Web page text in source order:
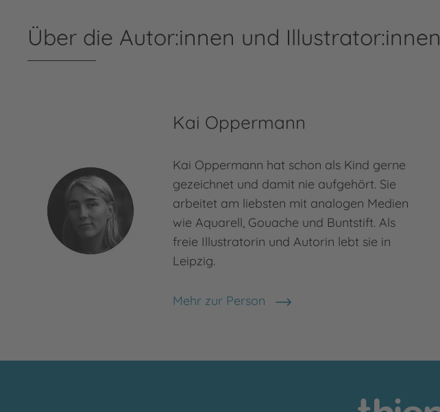
Über die Autor:innen und Illustrator:innen
Kai Oppermann
Kai Oppermann hat schon als Kind gerne
gezeichnet und damit nie aufgehört. Sie
arbeitet am liebsten mit analogen Medien
wie Aquarell, Gouache und Buntstift. Als
freie Illustratorin und Autorin lebt sie in
Leipzig.
Mehr zur Person
Kai Oppermann